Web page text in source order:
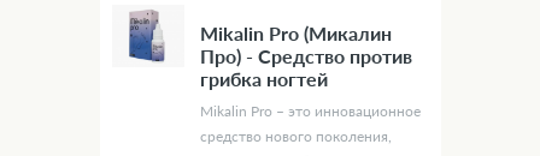
Mikalin Pro (Микалин
Про) - Средство против
грибка ногтей
Mikalin Pro – это инновационное
средство нового поколения,